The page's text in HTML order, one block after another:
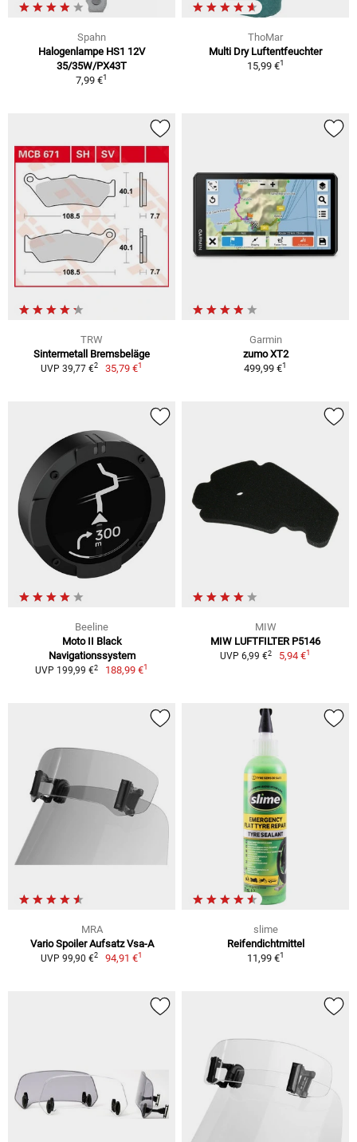
Spahn
Halogenlampe HS1 12V
35/35W/PX43T
7,99 €1
ThoMar
Multi Dry Luftentfeuchter
15,99 €1
TRW
Sintermetall Bremsbeläge
UVP 39,77 €2 35,79 €1
Garmin
zumo XT2
499,99 €1
Beeline
Moto II Black
Navigationssystem
UVP 199,99 €2 188,99 €1
MIW
MIW LUFTFILTER P5146
UVP 6,99 €2 5,94 €1
MRA
Vario Spoiler Aufsatz Vsa-A
UVP 99,90 €2 94,91 €1
slime
Reifendichtmittel
11,99 €1